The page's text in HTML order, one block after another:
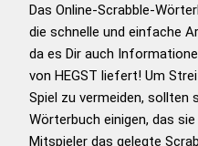
Wortwurzel liefert mit
Wortanalyse-
Wortbedeutung,
Gültigkeit eines Wortes
bestimmen! zugelassene
Wörterbücher sind:
Das Online-Scrabble-
die schnelle und einfache
da es Dir auch
von HEGST liefert! Um
Spiel zu vermeiden, sollten
Wörterbuch einigen, das
Mitspieler das gelegte